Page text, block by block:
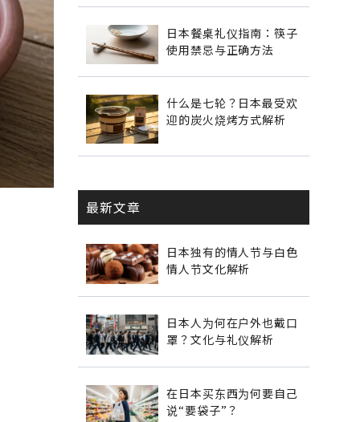
日本餐桌礼仪指南：筷子
使用禁忌与正确方法
什么是七轮？日本最受欢
迎的炭火烧烤方式解析
最新文章
日本独有的情人节与白色
情人节文化解析
日本人为何在户外也戴口
罩？文化与礼仪解析
在日本买东西为何要自己
说“要袋子”？